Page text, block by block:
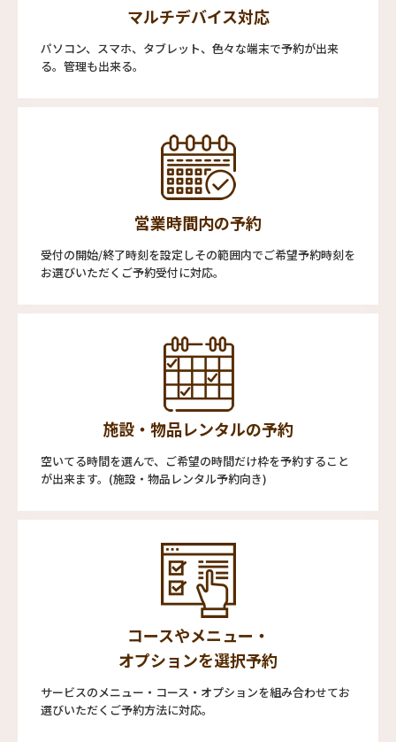
マルチデバイス対応
パソコン、スマホ、タブレット、色々な端末で予約が出来
る。管理も出来る。
営業時間内の予約
受付の開始/終了時刻を設定しその範囲内でご希望予約時刻を
お選びいただくご予約受付に対応。
施設・物品レンタルの予約
空いてる時間を選んで、ご希望の時間だけ枠を予約すること
が出来ます。(施設・物品レンタル予約向き)
コースやメニュー・
オプションを選択予約
サービスのメニュー・コース・オプションを組み合わせてお
選びいただくご予約方法に対応。